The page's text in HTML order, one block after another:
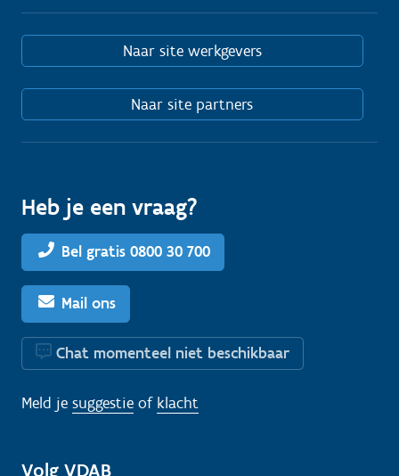
Naar site werkgevers
Naar site partners
Heb je een vraag?
Bel gratis 0800 30 700
Mail ons
Chat momenteel niet beschikbaar
Meld je suggestie of klacht
Volg VDAB